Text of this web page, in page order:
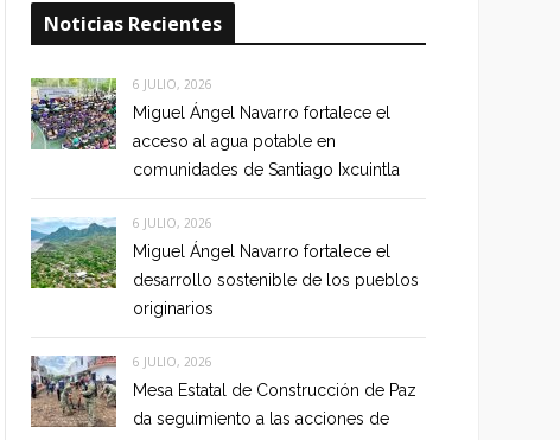
Noticias Recientes
6 JULIO, 2026
Miguel Ángel Navarro fortalece el
acceso al agua potable en
comunidades de Santiago Ixcuintla
6 JULIO, 2026
Miguel Ángel Navarro fortalece el
desarrollo sostenible de los pueblos
originarios
6 JULIO, 2026
Mesa Estatal de Construcción de Paz
da seguimiento a las acciones de